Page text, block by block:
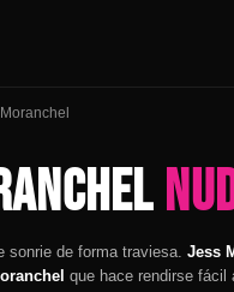
sonrie de forma traviesa. Jess
que hace rendirse fácil